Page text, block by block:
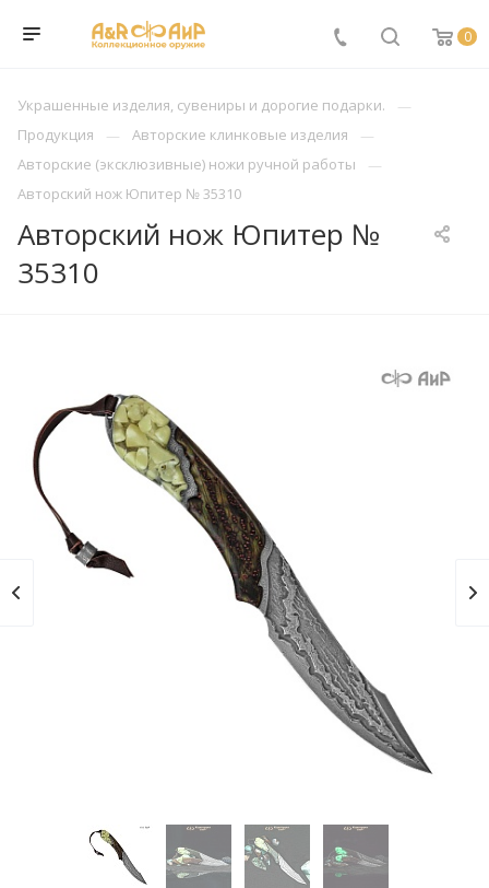
0
Украшенные изделия, сувениры и дорогие подарки.
Продукция
Авторские клинковые изделия
Авторские (эксклюзивные) ножи ручной работы
Авторский нож Юпитер № 35310
Авторский нож Юпитер №
35310